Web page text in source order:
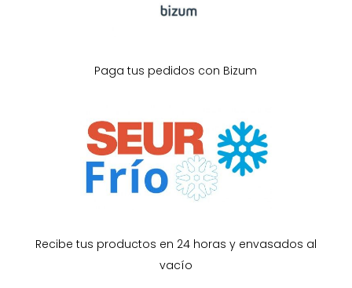
Paga tus pedidos con Bizum
Recibe tus productos en 24 horas y envasados al
vacío